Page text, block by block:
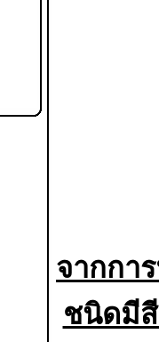
จากกา
ชนิดมี